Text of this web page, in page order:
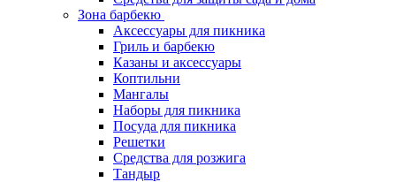
Зона барбекю
Аксессуары для пикника
Гриль и барбекю
Казаны и аксессуары
Коптильни
Мангалы
Наборы для пикника
Посуда для пикника
Решетки
Средства для розжига
Тандыр